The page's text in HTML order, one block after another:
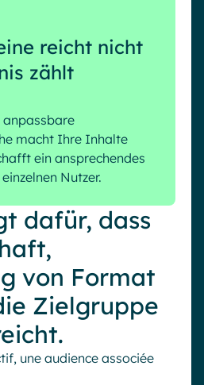
reicht nicht
zählt
anpassbare
macht Ihre Inhalte
ein ansprechendes
Nutzer.
dafür, dass
von Format
Zielgruppe
une audience associée